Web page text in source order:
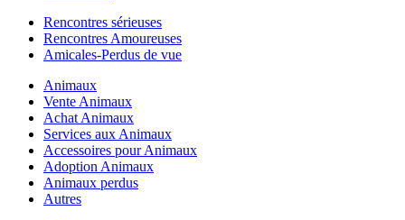
Rencontres sérieuses
Rencontres Amoureuses
Amicales-Perdus de vue
Animaux
Vente Animaux
Achat Animaux
Services aux Animaux
Accessoires pour Animaux
Adoption Animaux
Animaux perdus
Autres